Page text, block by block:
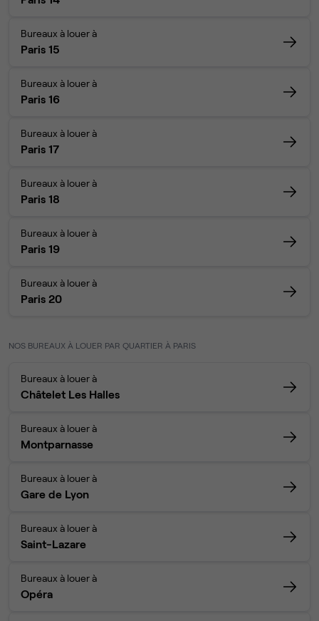
Bureaux à louer à
Paris 15
Bureaux à louer à
Paris 16
Bureaux à louer à
Paris 17
Bureaux à louer à
Paris 18
Bureaux à louer à
Paris 19
Bureaux à louer à
Paris 20
NOS BUREAUX À LOUER PAR QUARTIER À PARIS
Bureaux à louer à
Châtelet Les Halles
Bureaux à louer à
Montparnasse
Bureaux à louer à
Gare de Lyon
Bureaux à louer à
Saint-Lazare
Bureaux à louer à
Opéra